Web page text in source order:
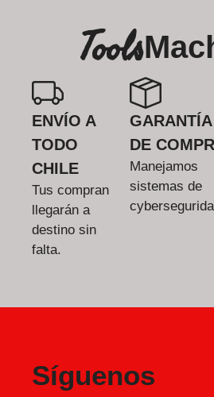
Tools
ENVÍO A
TODO
CHILE
Tus compran
llegarán a
destino sin
falta.
GARANTÍA
DE
Manejamos
sistemas de
Síguenos